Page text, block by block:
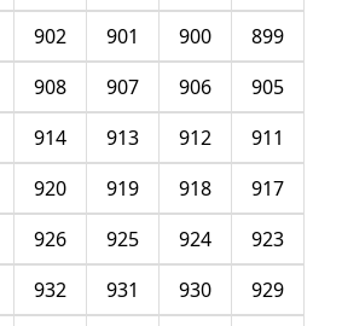
899
900
901
902
905
906
907
908
911
912
913
914
917
918
919
920
923
924
925
926
929
930
931
932